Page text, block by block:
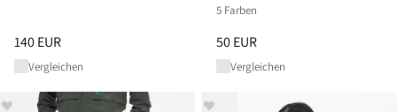
Preis:140 EUR, reduziert von 140 EUR
140 EUR
Vergleichen
5 Farben
Preis:50 EUR, reduziert von 50
50 EUR
Vergleichen